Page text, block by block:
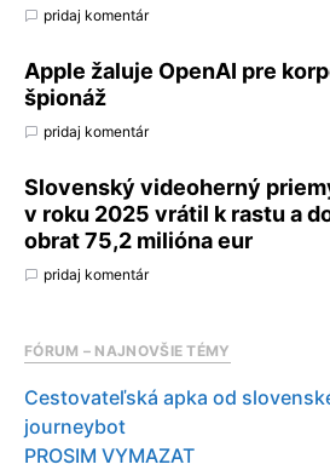
pridaj komentár
Apple žaluje OpenAI pre
špionáž
pridaj komentár
Slovenský videoherný
v roku 2025 vrátil k rastu a
obrat 75,2 milióna eur
pridaj komentár
FÓRUM – NAJNOVŠIE TÉMY
Cestovateľská apka od
journeybot
PROSIM VYMAZAT